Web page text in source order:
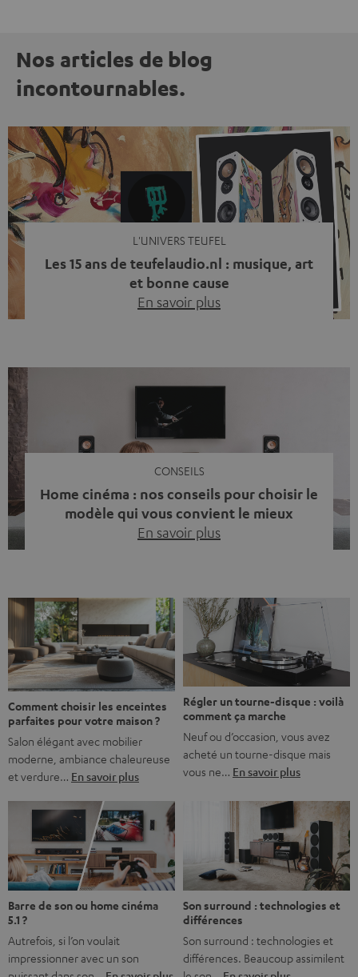
Nos articles de blog
incontournables.
L'UNIVERS TEUFEL
Les 15 ans de teufelaudio.nl : musique, art
et bonne cause
En savoir plus
quelque chose qui reflète ce que représente Teufel :
célébrer le pouvoir du son et redonner quelque chose à
la société. La musique fait bien plus que simplement
sonner bien. […]
CONSEILS
Home cinéma : nos conseils pour choisir le
modèle qui vous convient le mieux
En savoir plus
dialogue est couvert par un bruit de fond… et adieu
l’immersion. Rassurez-vous, on a tous vécu ça. Mais la
bonne nouvelle, c’est […]
Comment choisir les enceintes
parfaites pour votre maison ?
Salon élégant avec mobilier
moderne, ambiance chaleureuse
et verdure… En savoir plus
Régler un tourne-disque : voilà
comment ça marche
Neuf ou d’occasion, vous avez
acheté un tourne-disque mais
vous ne… En savoir plus
Barre de son ou home cinéma
5.1 ?
Autrefois, si l’on voulait
impressionner avec un son
Son surround : technologies et
différences
Son surround : technologies et
différences. Beaucoup assimilent